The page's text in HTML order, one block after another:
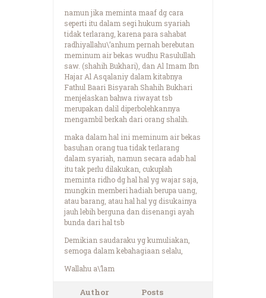
namun jika meminta maaf dg cara
seperti itu dalam segi hukum syariah
tidak terlarang, karena para sahabat
radhiyallahu\’anhum pernah berebutan
meminum air bekas wudhu Rasulullah
saw. (shahih Bukhari), dan Al Imam Ibn
Hajar Al Asqalaniy dalam kitabnya
Fathul Baari Bisyarah Shahih Bukhari
menjelaskan bahwa riwayat tsb
merupakan dalil diperbolehkannya
mengambil berkah dari orang shalih.
maka dalam hal ini meminum air bekas
basuhan orang tua tidak terlarang
dalam syariah, namun secara adab hal
itu tak perlu dilakukan, cukuplah
meminta ridho dg hal hal yg wajar saja,
mungkin memberi hadiah berupa uang,
atau barang, atau hal hal yg disukainya
jauh lebih berguna dan disenangi ayah
bunda dari hal tsb
Demikian saudaraku yg kumuliakan,
semoga dalam kebahagiaan selalu,
Wallahu a\’lam
Author Posts